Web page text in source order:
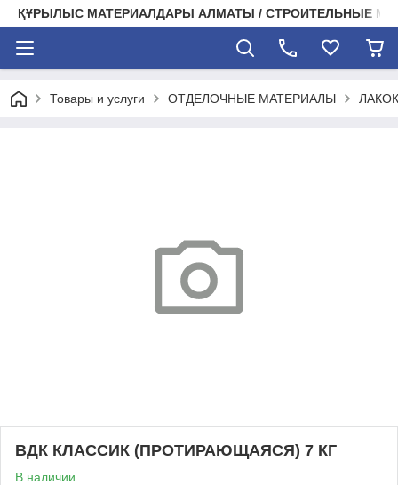
ҚҰРЫЛЫС МАТЕРИАЛДАРЫ АЛМАТЫ / СТРОИТЕЛЬНЫЕ
Товары и услуги ОТДЕЛОЧНЫЕ МАТЕРИАЛЫ
ВДК КЛАССИК (ПРОТИРАЮЩАЯСЯ) 7 КГ
В наличии